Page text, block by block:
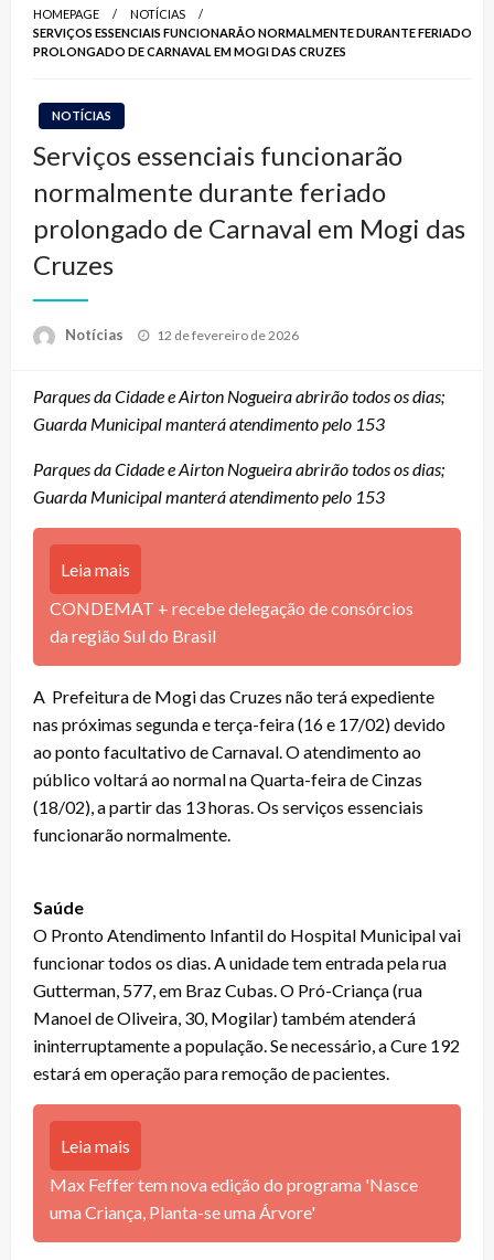
HOMEPAGE
NOTÍCIAS
SERVIÇOS ESSENCIAIS FUNCIONARÃO NORMALMENTE DURANTE FERIADO
PROLONGADO DE CARNAVAL EM MOGI DAS CRUZES
NOTÍCIAS
Serviços essenciais funcionarão
normalmente durante feriado
prolongado de Carnaval em Mogi das
Cruzes
Notícias
Posted
12 de fevereiro de 2026
Parques da Cidade e Airton Nogueira abrirão todos os dias;
Guarda Municipal manterá atendimento pelo 153
Parques da Cidade e Airton Nogueira abrirão todos os dias;
Guarda Municipal manterá atendimento pelo 153
Leia mais
CONDEMAT + recebe delegação de consórcios
da região Sul do Brasil
A Prefeitura de Mogi das Cruzes não terá expediente
nas próximas segunda e terça-feira (16 e 17/02) devido
ao ponto facultativo de Carnaval. O atendimento ao
público voltará ao normal na Quarta-feira de Cinzas
(18/02), a partir das 13 horas. Os serviços essenciais
funcionarão normalmente.
Saúde
O Pronto Atendimento Infantil do Hospital Municipal vai
funcionar todos os dias. A unidade tem entrada pela rua
Gutterman, 577, em Braz Cubas. O Pró-Criança (rua
Manoel de Oliveira, 30, Mogilar) também atenderá
ininterruptamente a população. Se necessário, a Cure 192
estará em operação para remoção de pacientes.
Leia mais
Max Feffer tem nova edição do programa 'Nasce
uma Criança, Planta-se uma Árvore'